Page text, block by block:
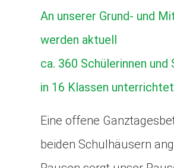
An unserer Grund- und
werden aktuell
ca. 360 Schülerinnen und
in 16 Klassen
Eine offene
beiden Schulhäusern